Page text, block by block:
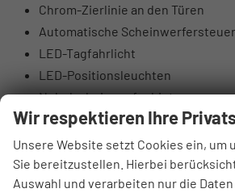
Chrom-Zierlinie an den Türen
Automatische
LED-Tagfahrlicht
LED-Positionsleuchten
Nebelscheinwerfer hinten
LED-MFR-Scheinwerfer vorne mit
Kurvenlicht
LED-Heckleuchten
Getönte Scheiben, ab B-Säule
Wir respektieren Ihre
Unsere Website setzt Cookies ein, um
Sie bereitzustellen. Hierbei
Auswahl und verarbeiten nur die